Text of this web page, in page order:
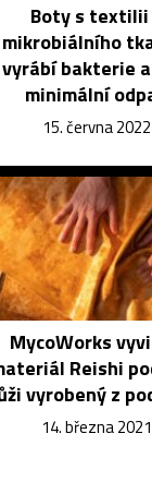
Boty s textilii
mikrobiálního
vyrábí bakterie
minimální
15. června 2022
MycoWorks
Reishi
vyrobený z
14. března 2021